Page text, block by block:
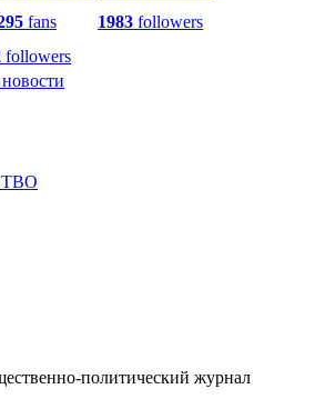
fans 1983 followers
followers
новости
политический журнал